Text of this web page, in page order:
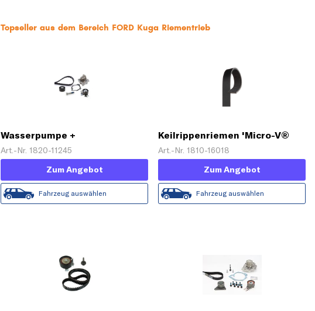
Topseller aus dem Bereich FORD Kuga Riementrieb
Wasserpumpe +
Zahnriemensatz 'PowerGrip®'
Art.-Nr. 1820-11245
Zum Angebot
Fahrzeug auswählen
Keilrippenriemen 'Micro-V®
Horizon'
Art.-Nr. 1810-16018
Zum Angebot
Fahrzeug auswählen